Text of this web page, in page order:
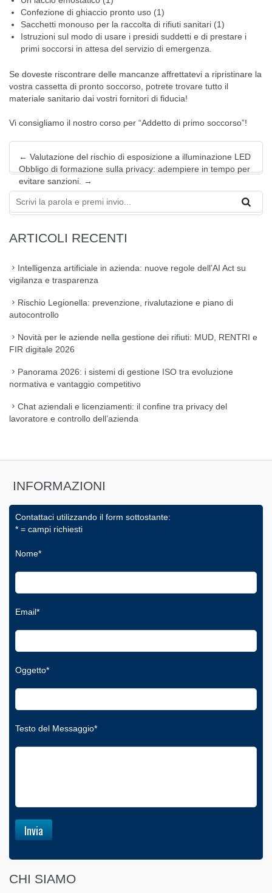
Confezione di ghiaccio pronto uso (1)
Sacchetti monouso per la raccolta di rifiuti sanitari (1)
Istruzioni sul modo di usare i presidi suddetti e di prestare i
primi soccorsi in attesa del servizio di emergenza.
Se doveste riscontrare delle mancanze affrettatevi a ripristinare la
vostra cassetta di pronto soccorso, potrete trovare tutto il
materiale sanitario dai vostri fornitori di fiducia!
Vi consigliamo il nostro corso per “Addetto di primo soccorso”!
← Valutazione del rischio di esposizione a illuminazione LED
Obbligo di formazione sulla privacy: adempiere in tempo per
evitare sanzioni. →
ARTICOLI RECENTI
Intelligenza artificiale in azienda: nuove regole dell’AI Act su
vigilanza e trasparenza
Rischio Legionella: prevenzione, rivalutazione e piano di
autocontrollo
Novità per le aziende nella gestione dei rifiuti: MUD, RENTRI e
FIR digitale 2026
Panorama 2026: i sistemi di gestione ISO tra evoluzione
normativa e vantaggio competitivo
Chat aziendali e licenziamenti: il confine tra privacy del
lavoratore e controllo dell’azienda
INFORMAZIONI
Contattaci utilizzando il form sottostante:
* = campi richiesti
Nome*
Email*
Oggetto*
Testo del Messaggio*
CHI SIAMO